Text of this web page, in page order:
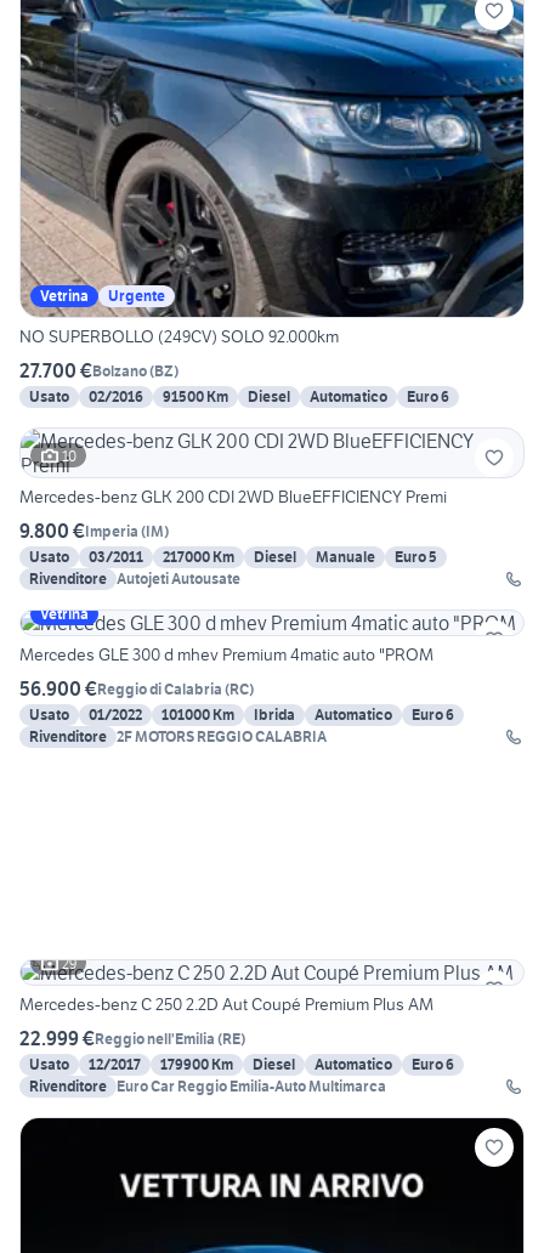
Vetrina Urgente
NO SUPERBOLLO (249CV) SOLO 92.000km
27.700 €Bolzano(BZ)
Usato
02/2016 91500 Km Diesel Automatico Euro 6
10
Mercedes-benz GLK 200 CDI 2WD BlueEFFICIENCY Premi
9.800 €Imperia (IM)
Usato
03/2011 217000 Km Diesel Manuale
Euro 5
Rivenditore Autojeti Autousate
Vetrina
Mercedes GLE 300 d mhev Premium 4matic auto "PROM
56.900 €Reggio di Calabria (RC)
Usato
01/2022 101000 Km Ibrida Automatico
Euro 6
Rivenditore 2F MOTORS REGGIO CALABRIA
29
Mercedes-benz C 250 2.2D Aut Coupé Premium Plus AM
22.999 €Reggio nell'Emilia (RE)
Usato
12/2017 179900 Km Diesel Automatico
Euro 6
Rivenditore Euro Car Reggio Emilia-Auto Multimarca